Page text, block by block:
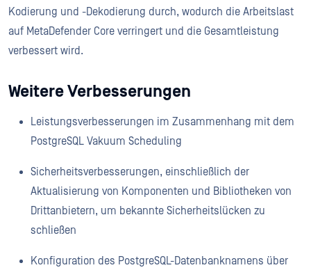
Kodierung und -Dekodierung durch, wodurch die Arbeitslast
auf MetaDefender Core verringert und die Gesamtleistung
verbessert wird.
Weitere Verbesserungen
Leistungsverbesserungen im Zusammenhang mit dem
PostgreSQL Vakuum Scheduling
Sicherheitsverbesserungen, einschließlich der
Aktualisierung von Komponenten und Bibliotheken von
Drittanbietern, um bekannte Sicherheitslücken zu
schließen
Konfiguration des PostgreSQL-Datenbanknamens über